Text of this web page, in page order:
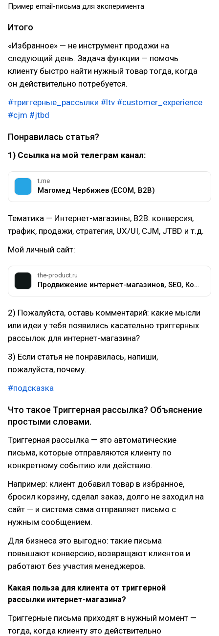
Пример email-письма для эксперимента
Итого
«Избранное» — не инструмент продажи на
следующий день. Задача функции — помочь
клиенту быстро найти нужный товар тогда, когда
он действительно потребуется.
#триггерные_рассылки #ltv #customer_experience
#cjm #jtbd
Понравилась статья?
1) Ссылка на мой телеграм канал:
t.me
Магомед Чербижев (ECOM, B2B)
Тематика — Интернет-магазины, B2B: конверсия,
трафик, продажи, стратегия, UX/UI, CJM, JTBD и т.д.
Мой личный сайт:
the-product.ru
Продвижение интернет-магазинов, SEO, Контекстная реклама, Маркетинг и Стратегия - [в точку Б]
2) Пожалуйста, оставь комментарий: какие мысли
или идеи у тебя появились касательно триггерных
рассылок для интернет-магазина?
3) Если статья не понравилась, напиши,
пожалуйста, почему.
#подсказка
Что такое Триггерная рассылка? Объяснение
простыми словами.
Триггерная рассылка — это автоматические
письма, которые отправляются клиенту по
конкретному событию или действию.
Например: клиент добавил товар в избранное,
бросил корзину, сделал заказ, долго не заходил на
сайт — и система сама отправляет письмо с
нужным сообщением.
Для бизнеса это выгодно: такие письма
повышают конверсию, возвращают клиентов и
работают без участия менеджеров.
Какая польза для клиента от триггерной
рассылки интернет-магазина?
Триггерные письма приходят в нужный момент —
тогда, когда клиенту это действительно